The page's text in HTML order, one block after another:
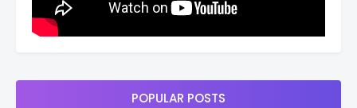
POPULAR POSTS